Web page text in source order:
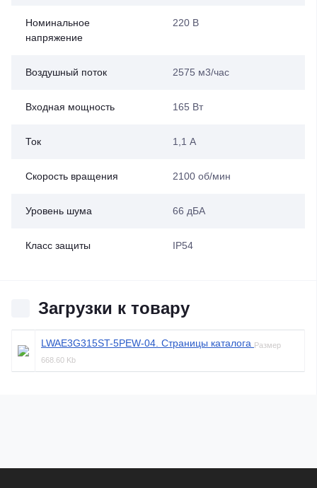
Номинальное
напряжение
220 В
Воздушный поток 2575 м3/час
Входная мощность 165 Вт
Ток 1,1 А
Скорость вращения 2100 об/мин
Уровень шума 66 дБА
Класс защиты IP54
Загрузки к товару
LWAE3G315ST-5PEW-04. Страницы каталога Размер
668.60 Kb